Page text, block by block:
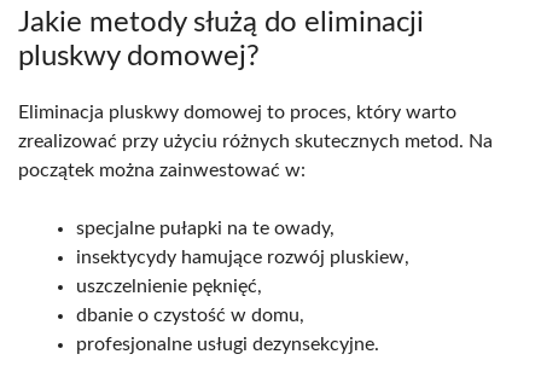
Jakie metody służą do eliminacji
pluskwy domowej?
Eliminacja pluskwy domowej to proces, który warto
zrealizować przy użyciu różnych skutecznych metod. Na
początek można zainwestować w:
specjalne pułapki na te owady,
insektycydy hamujące rozwój pluskiew,
uszczelnienie pęknięć,
dbanie o czystość w domu,
profesjonalne usługi dezynsekcyjne.